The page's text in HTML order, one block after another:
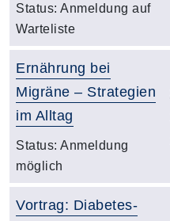
Status: Anmeldung auf
Warteliste
Ernährung bei
Migräne – Strategien
im Alltag
Status: Anmeldung
möglich
Vortrag: Diabetes-